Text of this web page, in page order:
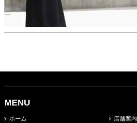
MENU
ホーム 店舗案内